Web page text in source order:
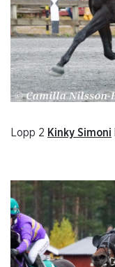
Lopp 2 Kinky Simoni